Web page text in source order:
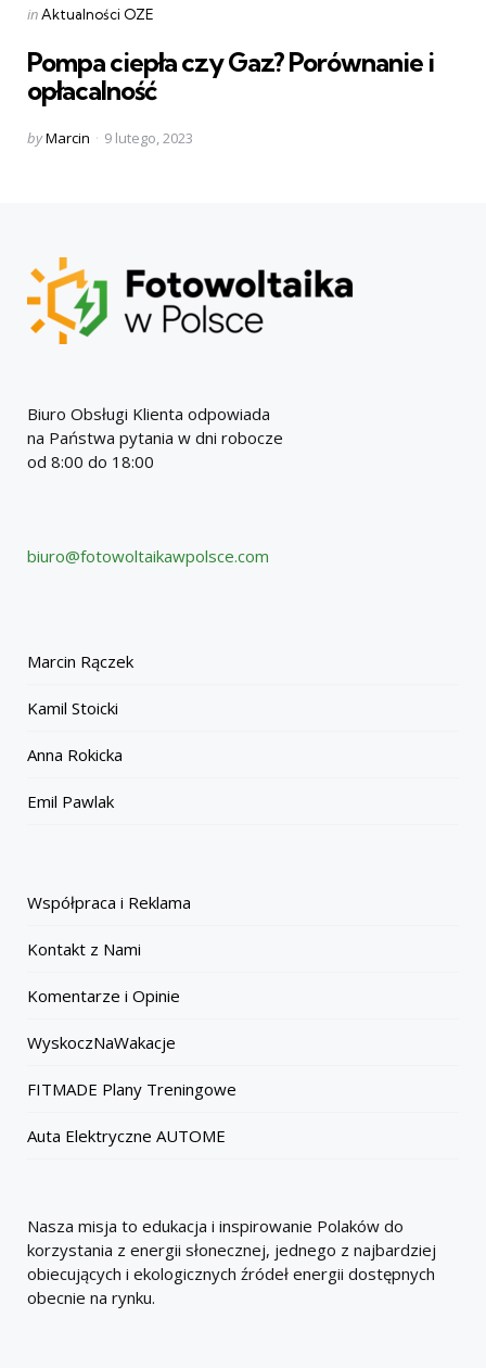
Categories
Posted
inAktualności OZE
Pompa ciepła czy Gaz? Porównanie i
opłacalność
Posted
byMarcin 9 lutego, 2023
Biuro Obsługi Klienta odpowiada
na Państwa pytania w dni robocze
od 8:00 do 18:00
biuro@fotowoltaikawpolsce.com
Marcin Rączek
Kamil Stoicki
Anna Rokicka
Emil Pawlak
Współpraca i Reklama
Kontakt z Nami
Komentarze i Opinie
WyskoczNaWakacje
FITMADE Plany Treningowe
Auta Elektryczne AUTOME
Nasza misja to edukacja i inspirowanie Polaków do
korzystania z energii słonecznej, jednego z najbardziej
obiecujących i ekologicznych źródeł energii dostępnych
obecnie na rynku.